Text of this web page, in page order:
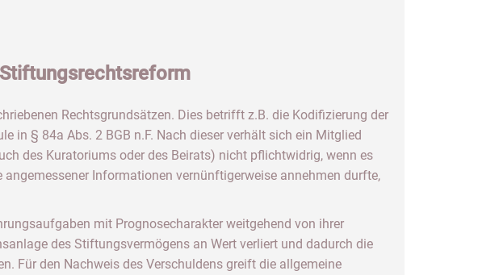
Rechtsgrundsätzen. Dies betrifft z.B. die Kodifizierung der
in § 84a Abs. 2 BGB n.F. Nach dieser verhält sich ein Mitglied
des Kuratoriums oder des Beirats) nicht pflichtwidrig, wenn es
Informationen vernünftigerweise annehmen durfte,
mit Prognosecharakter weitgehend von ihrer
des Stiftungsvermögens an Wert verliert und dadurch die
Für den Nachweis des Verschuldens greift die allgemeine